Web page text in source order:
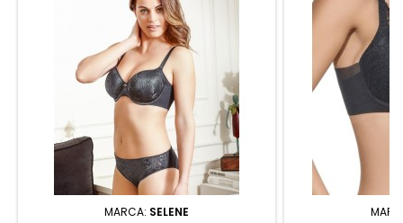
MARCA: SELENE